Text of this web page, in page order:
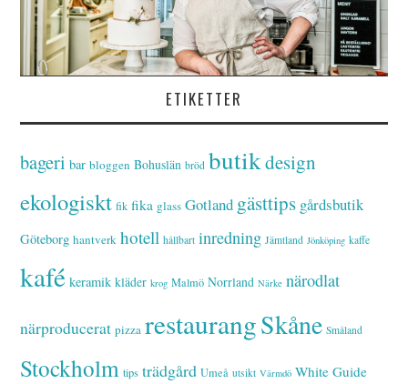
ETIKETTER
bageri bar bloggen Bohuslän bröd butikdesign
ekologiskt fik fika glass Gotland gästtips gårdsbutik
Göteborg hantverk hotell hållbart inredning Jämtland Jönköping kaffe
kafé keramik kläder krog Malmö Norrland Närke närodlat
närproducerat pizza restaurangSkåne Småland
Stockholm tips trädgård Umeå utsikt Värmdö White Guide